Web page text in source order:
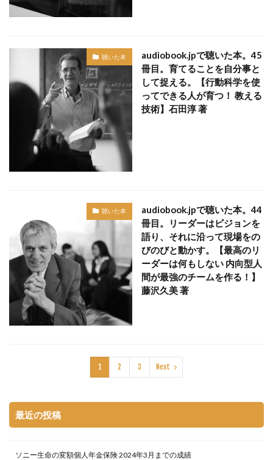
聴いた本
audiobook.jpで聴いた本。45
冊目。育てることを自分事と
して捉える。【行動科学を使
ってできる人が育つ！ 教える
技術】石田淳 著
聴いた本
audiobook.jpで聴いた本。44
冊目。リーダーはビジョンを
語り、それに沿って現場をの
びのびと動かす。【最高のリ
ーダーは何もしない 内向型人
間が最強のチームを作る！】
藤沢久美 著
1 2 3 Next
最近の投稿
ソニー生命の変額個人年金保険 2024年3月までの成績